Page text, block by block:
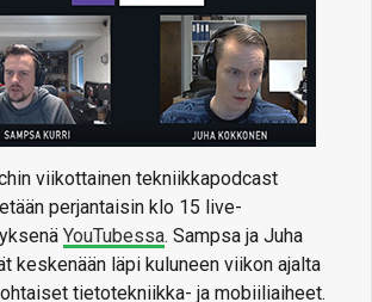
viikottainen tekniikkapodcast
perjantaisin klo 15 live-
YouTubessa. Sampsa ja Juha
keskenään läpi kuluneen viikon ajalta
tietotekniikka- ja mobiiliaiheet.